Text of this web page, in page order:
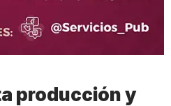
producción y